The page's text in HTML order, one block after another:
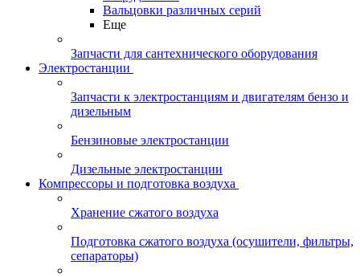
Вальцовки различных серий
Еще
Запчасти для сантехнического оборудования
Электростанции
Запчасти к электростанциям и двигателям бензо и
дизельным
Бензиновые электростанции
Дизельные электростанции
Компрессоры и подготовка воздуха
Хранение сжатого воздуха
Подготовка сжатого воздуха (осушители, фильтры,
сепараторы)